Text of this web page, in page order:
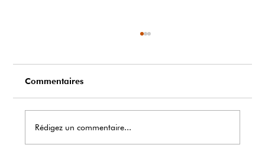
Commentaires
Rédigez un commentaire...